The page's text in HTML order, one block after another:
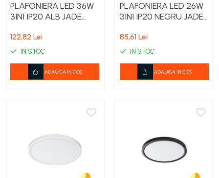
PLAFONIERA LED 36W
3IN1 IP20 ALB JADE
122,82 Lei
IN STOC
ADAUGA IN COS
PLAFONIERA LED 26W
3IN1 IP20 NEGRU JADE
85,61 Lei
IN STOC
ADAUGA IN COS